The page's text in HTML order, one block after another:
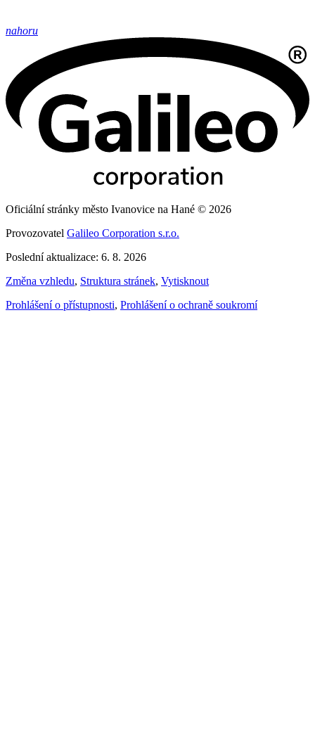
nahoru
Oficiální stránky město Ivanovice na Hané © 2026
Provozovatel Galileo Corporation s.r.o.
Poslední aktualizace: 6. 8. 2026
Změna vzhledu, Struktura stránek, Vytisknout
Prohlášení o přístupnosti, Prohlášení o ochraně soukromí